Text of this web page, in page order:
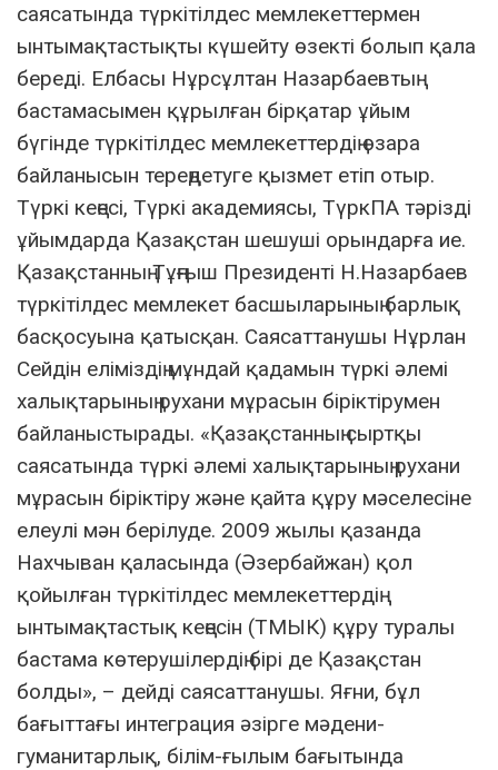
саясатында түркітілдес мемлекеттермен
ынтымақтастықты күшейту өзекті болып қала
береді. Елбасы Нұрсұлтан Назарбаевтың
бастамасымен құрылған бірқатар ұйым
бүгінде түркітілдес мемлекеттердің өзара
байланысын тереңдетуге қызмет етіп отыр.
Түркі кеңесі, Түркі академиясы, ТүркПА тәрізді
ұйымдарда Қазақстан шешуші орындарға ие.
Қазақстанның Тұңғыш Президенті Н.Назарбаев
түркітілдес мемлекет басшыларының барлық
басқосуына қатысқан. Саясаттанушы Нұрлан
Сейдін еліміздің мұндай қадамын түркі әлемі
халықтарының рухани мұрасын біріктірумен
байланыстырады. «Қазақстанның сыртқы
саясатында түркі әлемі халықтарының рухани
мұрасын біріктіру және қайта құру мәселесіне
елеулі мән берілуде. 2009 жылы қазанда
Нахчыван қаласында (Әзербайжан) қол
қойылған түркітілдес мемлекеттердің
ынтымақтастық кеңесін (ТМЫК) құру туралы
бастама көтерушілердің бірі де Қазақстан
болды», – дейді саясаттанушы. Яғни, бұл
бағыттағы интеграция әзірге мәдени-
гуманитарлық, білім-ғылым бағытында